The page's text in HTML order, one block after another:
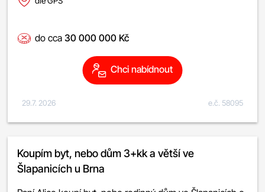
do cca30 000 000 Kč
Chci nabídnout
29.7. 2026 e.č. 58095
Koupím byt, nebo dům 3+kk a větší ve
Šlapanicích u Brna